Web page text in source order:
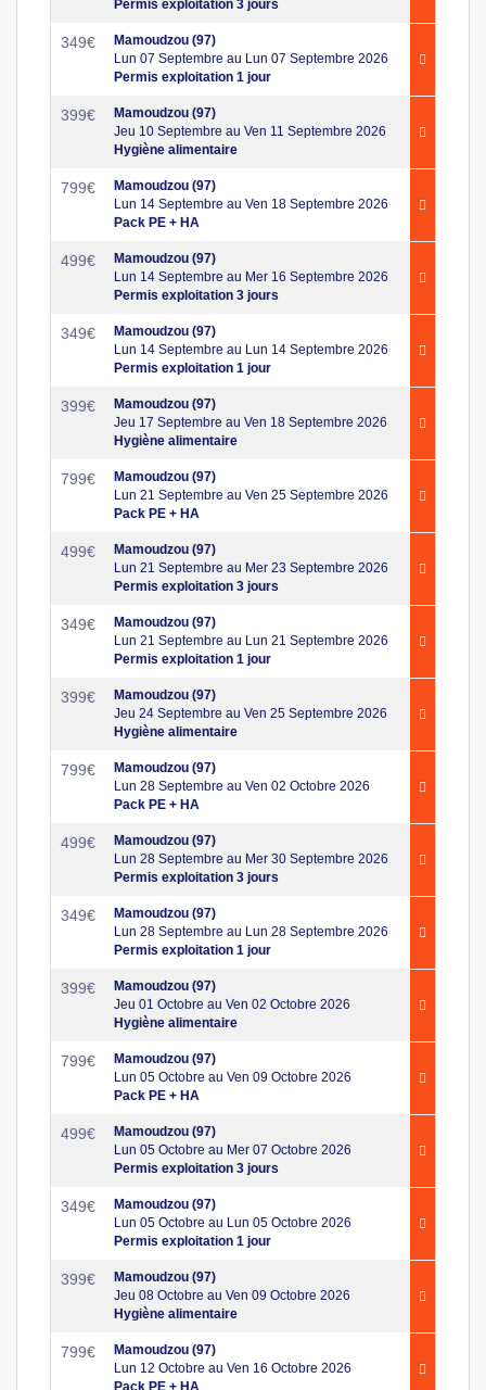
Permis exploitation 3 jours
349€
Mamoudzou (97)
Lun 07 Septembre au Lun 07 Septembre 2026
Permis exploitation 1 jour
399€
Mamoudzou (97)
Jeu 10 Septembre au Ven 11 Septembre 2026
Hygiène alimentaire
799€
Mamoudzou (97)
Lun 14 Septembre au Ven 18 Septembre 2026
Pack PE + HA
499€
Mamoudzou (97)
Lun 14 Septembre au Mer 16 Septembre 2026
Permis exploitation 3 jours
349€
Mamoudzou (97)
Lun 14 Septembre au Lun 14 Septembre 2026
Permis exploitation 1 jour
399€
Mamoudzou (97)
Jeu 17 Septembre au Ven 18 Septembre 2026
Hygiène alimentaire
799€
Mamoudzou (97)
Lun 21 Septembre au Ven 25 Septembre 2026
Pack PE + HA
499€
Mamoudzou (97)
Lun 21 Septembre au Mer 23 Septembre 2026
Permis exploitation 3 jours
349€
Mamoudzou (97)
Lun 21 Septembre au Lun 21 Septembre 2026
Permis exploitation 1 jour
399€
Mamoudzou (97)
Jeu 24 Septembre au Ven 25 Septembre 2026
Hygiène alimentaire
799€
Mamoudzou (97)
Lun 28 Septembre au Ven 02 Octobre 2026
Pack PE + HA
499€
Mamoudzou (97)
Lun 28 Septembre au Mer 30 Septembre 2026
Permis exploitation 3 jours
349€
Mamoudzou (97)
Lun 28 Septembre au Lun 28 Septembre 2026
Permis exploitation 1 jour
399€
Mamoudzou (97)
Jeu 01 Octobre au Ven 02 Octobre 2026
Hygiène alimentaire
799€
Mamoudzou (97)
Lun 05 Octobre au Ven 09 Octobre 2026
Pack PE + HA
499€
Mamoudzou (97)
Lun 05 Octobre au Mer 07 Octobre 2026
Permis exploitation 3 jours
349€
Mamoudzou (97)
Lun 05 Octobre au Lun 05 Octobre 2026
Permis exploitation 1 jour
399€
Mamoudzou (97)
Jeu 08 Octobre au Ven 09 Octobre 2026
Hygiène alimentaire
799€
Mamoudzou (97)
Lun 12 Octobre au Ven 16 Octobre 2026
Pack PE + HA